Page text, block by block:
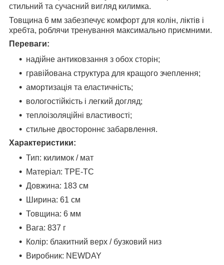
стильний та сучасний вигляд килимка.
Товщина 6 мм забезпечує комфорт для колін, ліктів і
хребта, роблячи тренування максимально приємними.
Переваги:
надійне антиковзання з обох сторін;
гравійована структура для кращого зчеплення;
амортизація та еластичність;
вологостійкість і легкий догляд;
теплоізоляційні властивості;
стильне двостороннє забарвлення.
Характеристики:
Тип: килимок / мат
Матеріал: TPE-TC
Довжина: 183 см
Ширина: 61 см
Товщина: 6 мм
Вага: 837 г
Колір: блакитний верх / бузковий низ
Виробник: NEWDAY